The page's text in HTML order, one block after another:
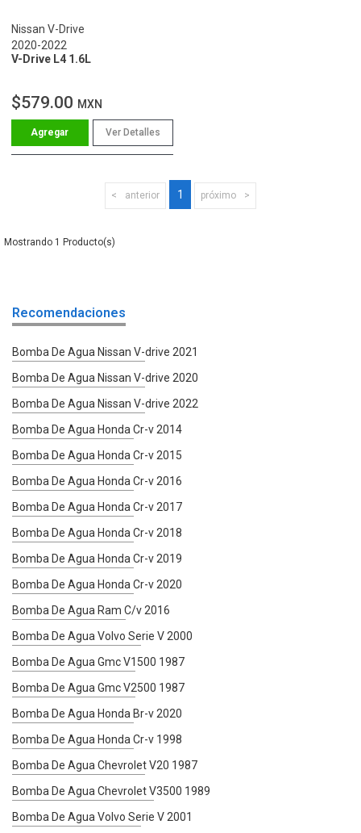
Nissan V-Drive
2020-2022
V-Drive L4 1.6L
$579.00 MXN
Ver Detalles
anterior 1 próximo
1
Recomendaciones
Bomba De Agua Nissan V-drive 2021
Bomba De Agua Nissan V-drive 2020
Bomba De Agua Nissan V-drive 2022
Bomba De Agua Honda Cr-v 2014
Bomba De Agua Honda Cr-v 2015
Bomba De Agua Honda Cr-v 2016
Bomba De Agua Honda Cr-v 2017
Bomba De Agua Honda Cr-v 2018
Bomba De Agua Honda Cr-v 2019
Bomba De Agua Honda Cr-v 2020
Bomba De Agua Ram C/v 2016
Bomba De Agua Volvo Serie V 2000
Bomba De Agua Gmc V1500 1987
Bomba De Agua Gmc V2500 1987
Bomba De Agua Honda Br-v 2020
Bomba De Agua Honda Cr-v 1998
Bomba De Agua Chevrolet V20 1987
Bomba De Agua Chevrolet V3500 1989
Bomba De Agua Volvo Serie V 2001